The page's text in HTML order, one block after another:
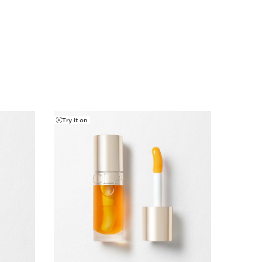
pour des lèvres brillantes et sublimées.
mascara… du volume extrême instantané et le volume
parait boosté jour après jour dans un concentré de
les autres
& sublimées
Try it on